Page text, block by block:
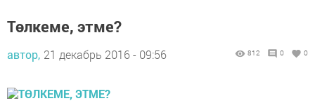
Төлкеме, этме?
автор, 21 декабрь 2016 - 09:56 812 0 0